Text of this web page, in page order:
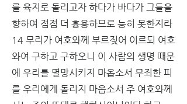
를 육지로 돌리고자 하다가 바다가 그들을
향하여 점점 더 흉용하므로 능히 못한지라
14 무리가 여호와께 부르짖어 이르되 여호
와여 구하고 구하오니 이 사람의 생명 때문
에 우리를 멸망시키지 마옵소서 무죄한 피
를 우리에게 돌리지 마옵소서 주 여호와께